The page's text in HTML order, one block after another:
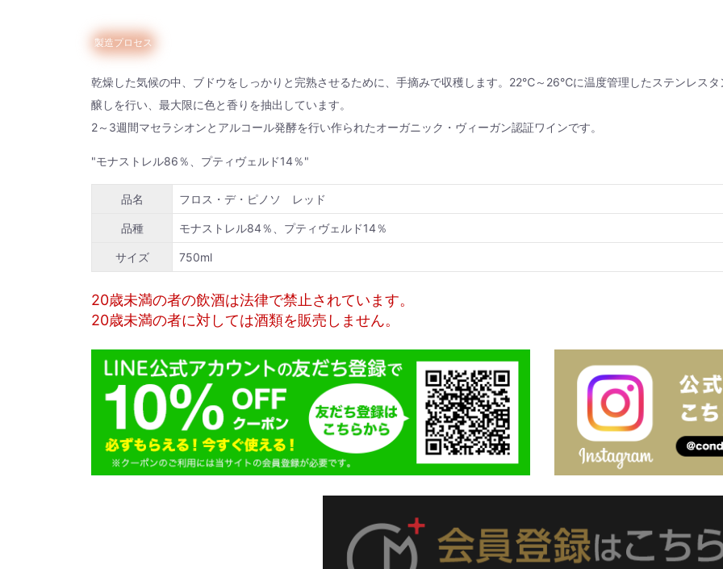
製造プロセス
乾燥した気候の中、ブドウをしっかりと完熟させるために、手摘みで収穫します。22℃～26℃に温度管理したステンレスタ
醸しを行い、最大限に色と香りを抽出しています。
2～3週間マセラシオンとアルコール発酵を行い作られたオーガニック・ヴィーガン認証ワインです。
"モナストレル86％、プティヴェルド14％"
品名 フロス・デ・ピノソ レッド
品種 モナストレル84％、プティヴェルド14％
サイズ 750ml
20歳未満の者の飲酒は法律で禁止されています。
20歳未満の者に対しては酒類を販売しません。